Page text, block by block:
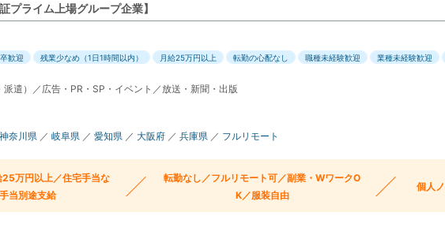
プライム上場グループ企業】
歓迎 残業少なめ（1日1時間以内） 月給25万円以上 転勤の心配なし 職種未経験歓迎 業種未経験歓迎
遣）／広告・PR・SP・イベント／放送・新聞・出版
神奈川県 ／ 岐阜県 ／ 愛知県 ／ 大阪府 ／ 兵庫県 ／ フルリモート
万円以上／住宅手当な
当別途支給
転勤なし／フルリモート可／副業・WワークO
K／服装自由
個人